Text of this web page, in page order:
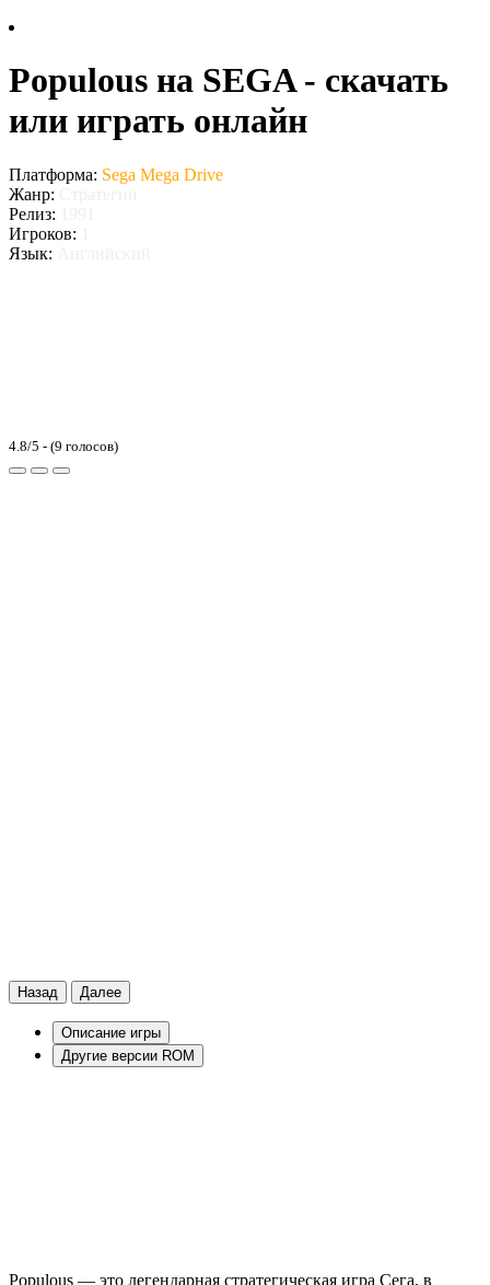
Populous на SEGA - скачать
или играть онлайн
Платформа: Sega Mega Drive
Жанр:
Релиз:
Игроков:
Язык:
4.8/5 - (9 голосов)
Назад Далее
Описание игры
Другие версии ROM
Populous — это легендарная стратегическая игра Сега, в